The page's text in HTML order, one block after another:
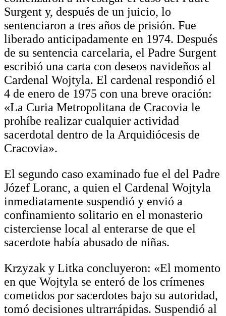
Surgent y, después de un juicio, lo
sentenciaron a tres años de prisión. Fue
liberado anticipadamente en 1974. Después
de su sentencia carcelaria, el Padre Surgent
escribió una carta con deseos navideños al
Cardenal Wojtyla. El cardenal respondió el
4 de enero de 1975 con una breve oración:
«La Curia Metropolitana de Cracovia le
prohíbe realizar cualquier actividad
sacerdotal dentro de la Arquidiócesis de
Cracovia».
El segundo caso examinado fue el del Padre
Józef Loranc, a quien el Cardenal Wojtyla
inmediatamente suspendió y envió a
confinamiento solitario en el monasterio
cisterciense local al enterarse de que el
sacerdote había abusado de niñas.
Krzyzak y Litka concluyeron: «El momento
en que Wojtyla se enteró de los crímenes
cometidos por sacerdotes bajo su autoridad,
tomó decisiones ultrarrápidas. Suspendió al